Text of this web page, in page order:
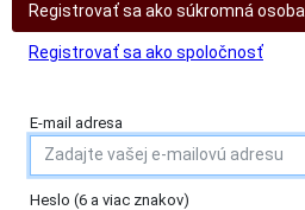
Registrovať sa ako súkromná osoba
Registrovať sa ako spoločnosť
E-mail adresa
Heslo (6 a viac znakov)